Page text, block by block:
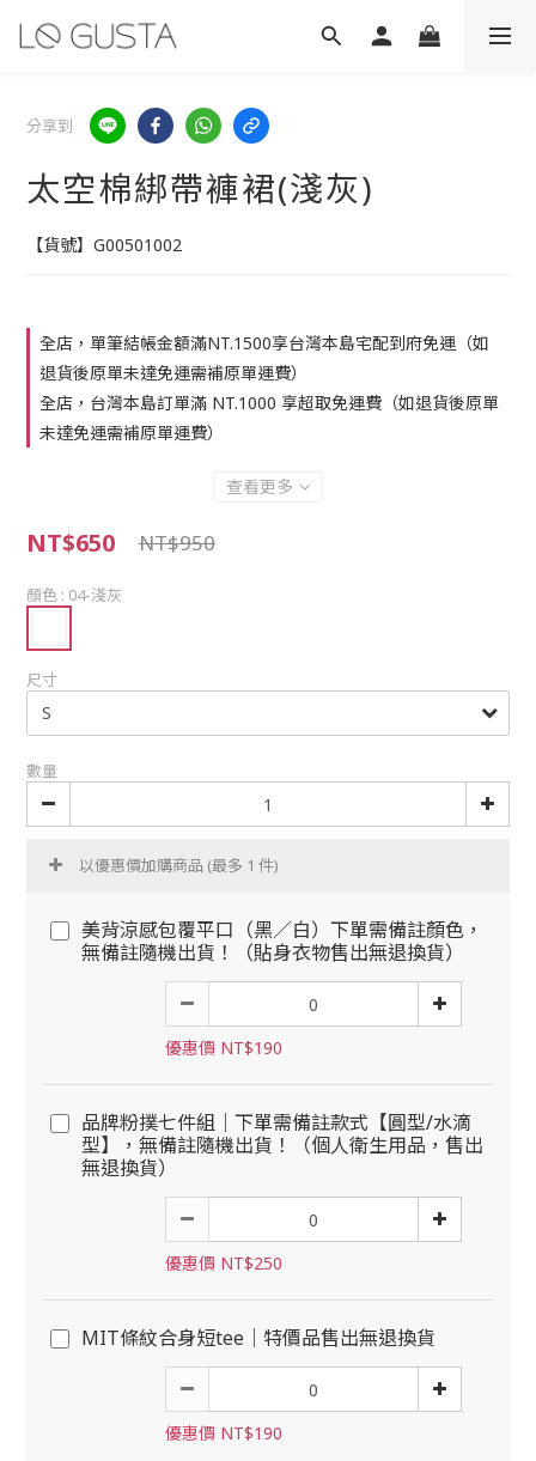
分享到
太空棉綁帶褲裙(淺灰)
【貨號】G00501002
全店，單筆結帳金額滿NT.1500享台灣本島宅配到府免運（如
退貨後原單未達免運需補原單運費）
全店，台灣本島訂單滿 NT.1000 享超取免運費（如退貨後原單
未達免運需補原單運費）
查看更多
NT$650 NT$950
顏色 : 04-淺灰
尺寸
數量
以優惠價加購商品 (最多 1 件)
美背涼感包覆平口（黑／白）下單需備註顏色，
無備註隨機出貨！（貼身衣物售出無退換貨）
優惠價 NT$190
品牌粉撲七件組｜下單需備註款式【圓型/水滴
型】，無備註隨機出貨！（個人衛生用品，售出
無退換貨）
優惠價 NT$250
MIT條紋合身短tee｜特價品售出無退換貨
優惠價 NT$190